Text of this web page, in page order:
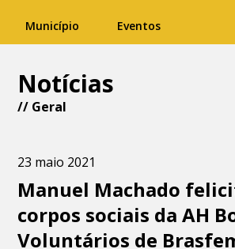
Município Eventos
Notícias
// Geral
23 maio 2021
Manuel Machado
corpos sociais da AH
Voluntários de